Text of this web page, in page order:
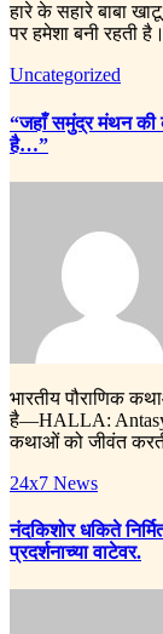
हारे के सहारे बाबा खाटू श्याम हमारे… बाबा खाटू श्याम जी की कृपा उनके भक्तों
पर हमेशा बनी रहती
Uncategorized
“जहाँ समुंद्र मंथन की
है…”
भारतीय पौराणिक कथाओं की समृद्ध विरासत को एक नए दृष्टिकोण से पेश करता
है—HALLA:
कथाओं को जीवंत
24x7 News
नंदकिशोर धकिते
प्रदर्शनाच्या वाटेवर.